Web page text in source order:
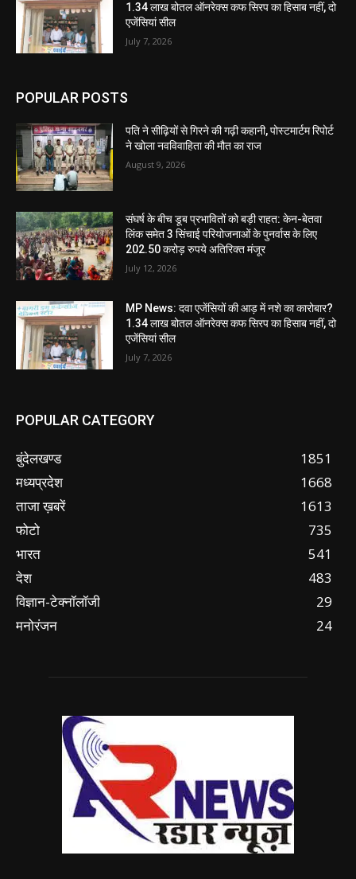
1.34 लाख बोतल ऑनरेक्स कफ सिरप का हिसाब नहीं, दो
एजेंसियां सील
July 7, 2026
POPULAR POSTS
पति ने सीढ़ियों से गिरने की गढ़ी कहानी, पोस्टमार्टम रिपोर्ट
ने खोला नवविवाहिता की मौत का राज
August 9, 2026
संघर्ष के बीच डूब प्रभावितों को बड़ी राहत: केन-बेतवा
लिंक समेत 3 सिंचाई परियोजनाओं के पुनर्वास के लिए
202.50 करोड़ रुपये अतिरिक्त मंजूर
July 12, 2026
MP News: दवा एजेंसियों की आड़ में नशे का कारोबार?
1.34 लाख बोतल ऑनरेक्स कफ सिरप का हिसाब नहीं, दो
एजेंसियां सील
July 7, 2026
POPULAR CATEGORY
बुंदेलखण्ड
1851
मध्यप्रदेश
1668
ताजा ख़बरें
1613
फोटो
735
भारत
541
देश
483
विज्ञान-टेक्नॉलॉजी
29
मनोरंजन
24